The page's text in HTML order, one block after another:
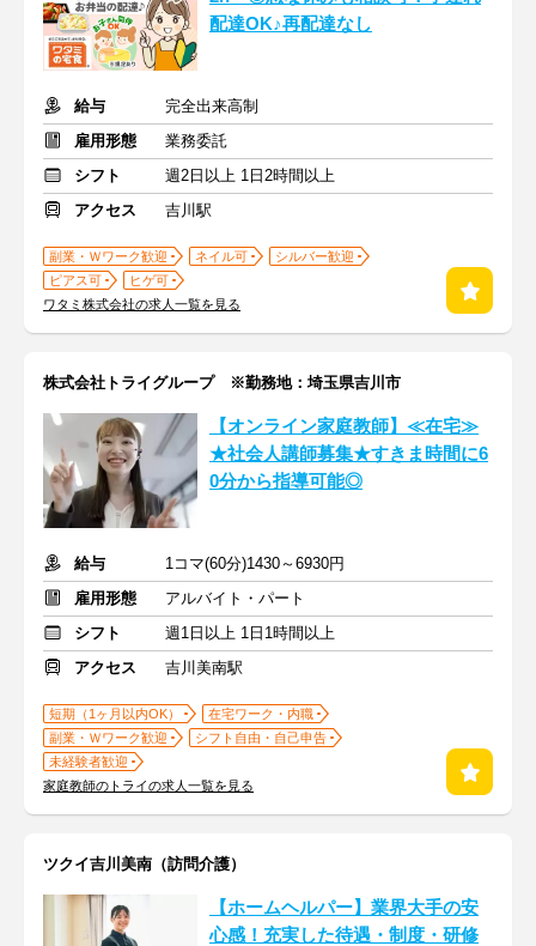
配達OK♪再配達なし
給与
完全出来高制
雇用形態
業務委託
シフト
週2日以上 1日2時間以上
アクセス
吉川駅
副業・Ｗワーク歓迎 ネイル可
シルバー歓迎
ピアス可
ヒゲ可
ワタミ株式会社の求人一覧を見る
株式会社トライグループ ※勤務地：埼玉県吉川市
【オンライン家庭教師】≪在宅≫
★社会人講師募集★すきま時間に6
0分から指導可能◎
給与
1コマ(60分)1430～6930円
雇用形態
アルバイト・パート
シフト
週1日以上 1日1時間以上
アクセス
吉川美南駅
短期（1ヶ月以内OK）
在宅ワーク・内職
副業・Ｗワーク歓迎
シフト自由・自己申告
未経験者歓迎
家庭教師のトライの求人一覧を見る
ツクイ吉川美南（訪問介護）
【ホームヘルパー】業界大手の安
心感！充実した待遇・制度・研修